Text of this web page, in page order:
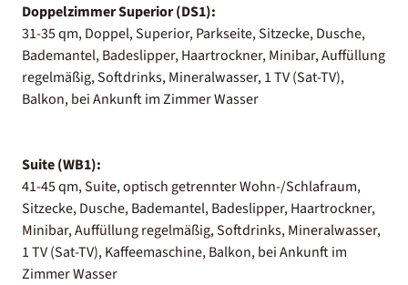
Doppelzimmer Superior (DS1):
31-35 qm, Doppel, Superior, Parkseite, Sitzecke, Dusche,
Bademantel, Badeslipper, Haartrockner, Minibar, Auffüllung
regelmäßig, Softdrinks, Mineralwasser, 1 TV (Sat-TV),
Balkon, bei Ankunft im Zimmer Wasser
Suite (WB1):
41-45 qm, Suite, optisch getrennter Wohn-/Schlafraum,
Sitzecke, Dusche, Bademantel, Badeslipper, Haartrockner,
Minibar, Auffüllung regelmäßig, Softdrinks, Mineralwasser,
1 TV (Sat-TV), Kaffeemaschine, Balkon, bei Ankunft im
Zimmer Wasser